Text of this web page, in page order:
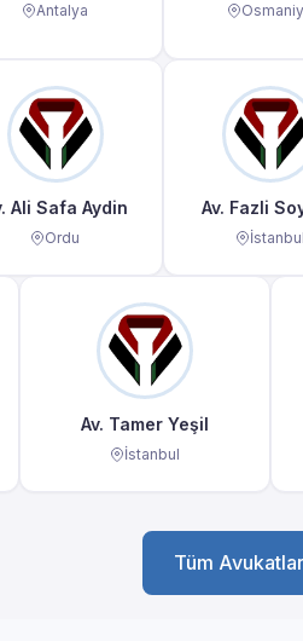
Antalya
Ali Safa Aydin
Ordu
Av. Fazli
İstanbul
Av. Tamer Yeşil
İstanbul
Tüm